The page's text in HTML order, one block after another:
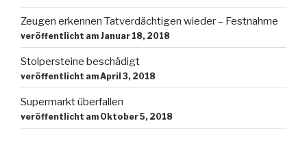
Zeugen erkennen Tatverdächtigen wieder – Festnahme
veröffentlicht am Januar 18, 2018
Stolpersteine beschädigt
veröffentlicht am April 3, 2018
Supermarkt überfallen
veröffentlicht am Oktober 5, 2018